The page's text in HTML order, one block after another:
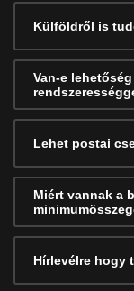
Külföldről is
Van-e
Lehet postai
Miért vannak a
Hírlevélre hogy